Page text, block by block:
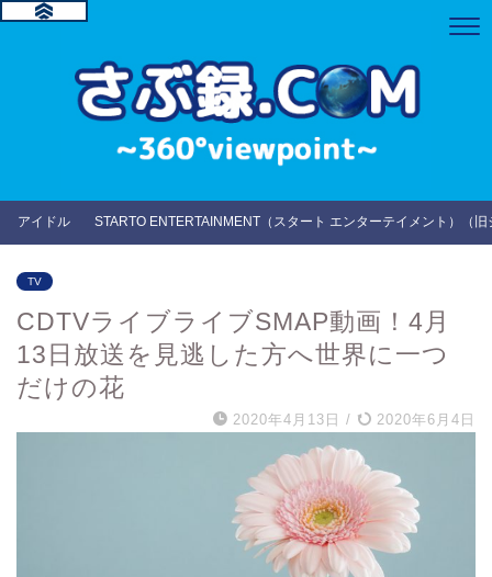
アイドル STARTO ENTERTAINMENT（スタート エンターテイメント）（
TV
CDTVライブライブSMAP動画！4月
13日放送を見逃した方へ世界に一つ
だけの花
2020年4月13日 / 2020年6月4日